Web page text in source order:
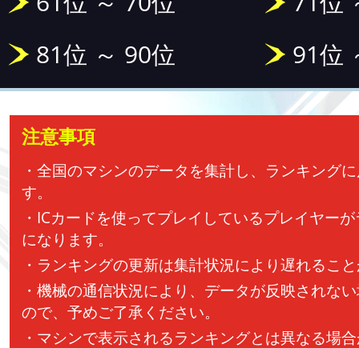
81位 ～ 90位
91位
注意事項
・全国のマシンのデータを集計し、ランキング
す。
・ICカードを使ってプレイしているプレイヤー
になります。
・ランキングの更新は集計状況により遅れるこ
・機械の通信状況により、データが反映されな
ので、予めご了承ください。
・マシンで表示されるランキングとは異なる場